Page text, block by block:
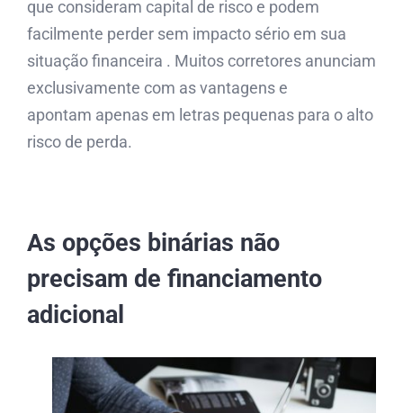
que consideram capital de risco e podem
facilmente perder sem impacto sério em sua
situação financeira . Muitos corretores anunciam
exclusivamente com as vantagens e
apontam apenas em letras pequenas para o alto
risco de perda.
As opções binárias não
precisam de financiamento
adicional